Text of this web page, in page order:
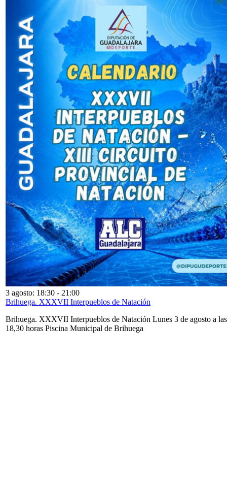
3 agosto: 18:30 - 21:00
Brihuega. XXXVII Interpueblos de Natación
Brihuega. XXXVII Interpueblos de Natación Lunes 3 de agosto a las
18,30 horas Piscina Municipal de Brihuega